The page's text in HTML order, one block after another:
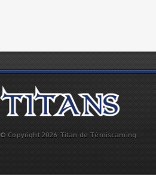
© Copyright 2026 Titan de Témiscaming.